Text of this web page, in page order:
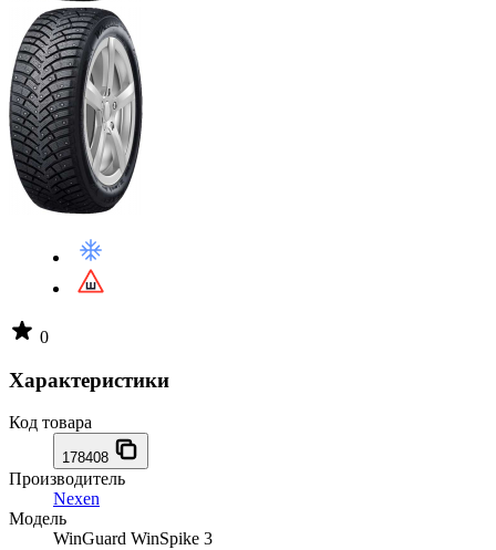
0
Характеристики
Код товара
178408
Производитель
Nexen
Модель
WinGuard WinSpike 3